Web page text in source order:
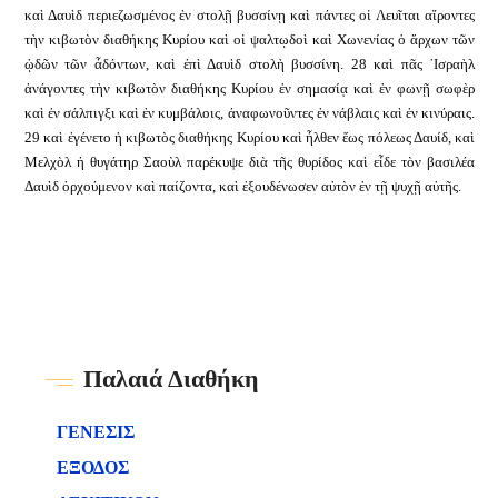
καὶ Δαυὶδ περιεζωσμένος ἐν στολῇ βυσσίνῃ καὶ πάντες οἱ Λευῖται αἴροντες
τὴν κιβωτὸν διαθήκης Κυρίου καὶ οἱ ψαλτῳδοὶ καὶ Χωνενίας ὁ ἄρχων τῶν
ᾠδῶν τῶν ἆδόντων, καὶ ἐπὶ Δαυὶδ στολὴ βυσσίνη. 28 καὶ πᾶς ᾿Ισραὴλ
ἀνάγοντες τὴν κιβωτὸν διαθήκης Κυρίου ἐν σημασίᾳ καὶ ἐν φωνῇ σωφὲρ
καὶ ἐν σάλπιγξι καὶ ἐν κυμβάλοις, ἀναφωνοῦντες ἐν νάβλαις καὶ ἐν κινύραις.
29 καὶ ἐγένετο ἡ κιβωτὸς διαθήκης Κυρίου καὶ ἦλθεν ἕως πόλεως Δαυίδ, καὶ
Μελχὸλ ἡ θυγάτηρ Σαοὺλ παρέκυψε διὰ τῆς θυρίδος καὶ εἶδε τὸν βασιλέα
Δαυὶδ ὀρχούμενον καὶ παίζοντα, καὶ ἐξουδένωσεν αὐτὸν ἐν τῇ ψυχῇ αὐτῆς.
Παλαιά Διαθήκη
ΓΕΝΕΣΙΣ
ΕΞΟΔΟΣ